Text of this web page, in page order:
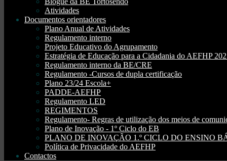
Atividades
Documentos orientadores
Plano Anual de Atividades
Regulamento interno
Projeto Educativo do Agrupamento
Estratégia de Educação para a Cidadania do AEFHP
Regulamento interno da BE/CRE
Regulamento -Cursos de dupla certificação
Plano 23/24 Escola+
PADDE-AEFHP
Regulamento LED
REGIMENTOS
Regulamento- Regras de utilização dos meios de
Plano de Inovação - 1º Ciclo do EB
PLANO DE INOVAÇÃO 1.º CICLO DO ENSINO
Política de Privacidade do AEFHP
Contactos